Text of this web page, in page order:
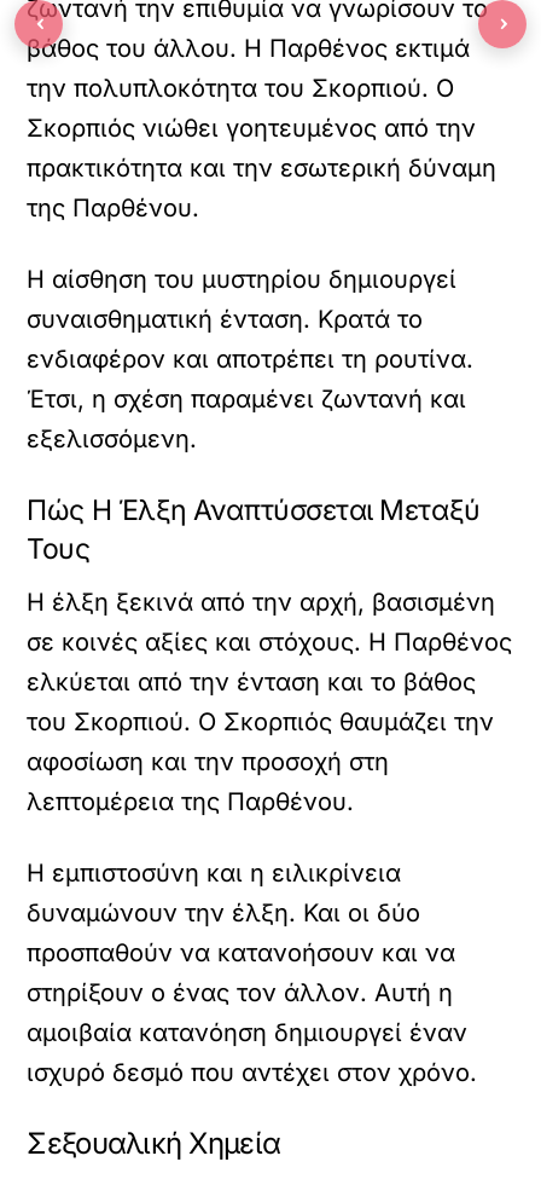
ζωντανή την επιθυμία να γνωρίσουν το
βάθος του άλλου. Η Παρθένος εκτιμά
την πολυπλοκότητα του Σκορπιού. Ο
Σκορπιός νιώθει γοητευμένος από την
πρακτικότητα και την εσωτερική δύναμη
της Παρθένου.
Η αίσθηση του μυστηρίου δημιουργεί
συναισθηματική ένταση. Κρατά το
ενδιαφέρον και αποτρέπει τη ρουτίνα.
Έτσι, η σχέση παραμένει ζωντανή και
εξελισσόμενη.
Πώς Η Έλξη Αναπτύσσεται Μεταξύ
Τους
Η έλξη ξεκινά από την αρχή, βασισμένη
σε κοινές αξίες και στόχους. Η Παρθένος
ελκύεται από την ένταση και το βάθος
του Σκορπιού. Ο Σκορπιός θαυμάζει την
αφοσίωση και την προσοχή στη
λεπτομέρεια της Παρθένου.
Η εμπιστοσύνη και η ειλικρίνεια
δυναμώνουν την έλξη. Και οι δύο
προσπαθούν να κατανοήσουν και να
στηρίξουν ο ένας τον άλλον. Αυτή η
αμοιβαία κατανόηση δημιουργεί έναν
ισχυρό δεσμό που αντέχει στον χρόνο.
Σεξουαλική Χημεία
‹ ›